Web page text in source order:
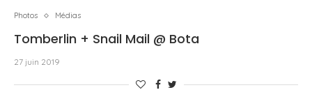
Photos Médias
Tomberlin + Snail Mail @ Bota
27 juin 2019